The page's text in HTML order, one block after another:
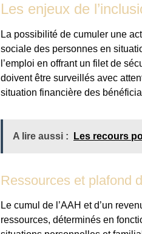
Les enjeux de
La possibilité de cumuler une
sociale des personnes en
l’emploi en offrant un filet de
doivent être surveillés avec
situation financière des
A lire aussi : Les recours
Ressources et plafond
Le cumul de l’AAH et d’un
ressources, déterminés en